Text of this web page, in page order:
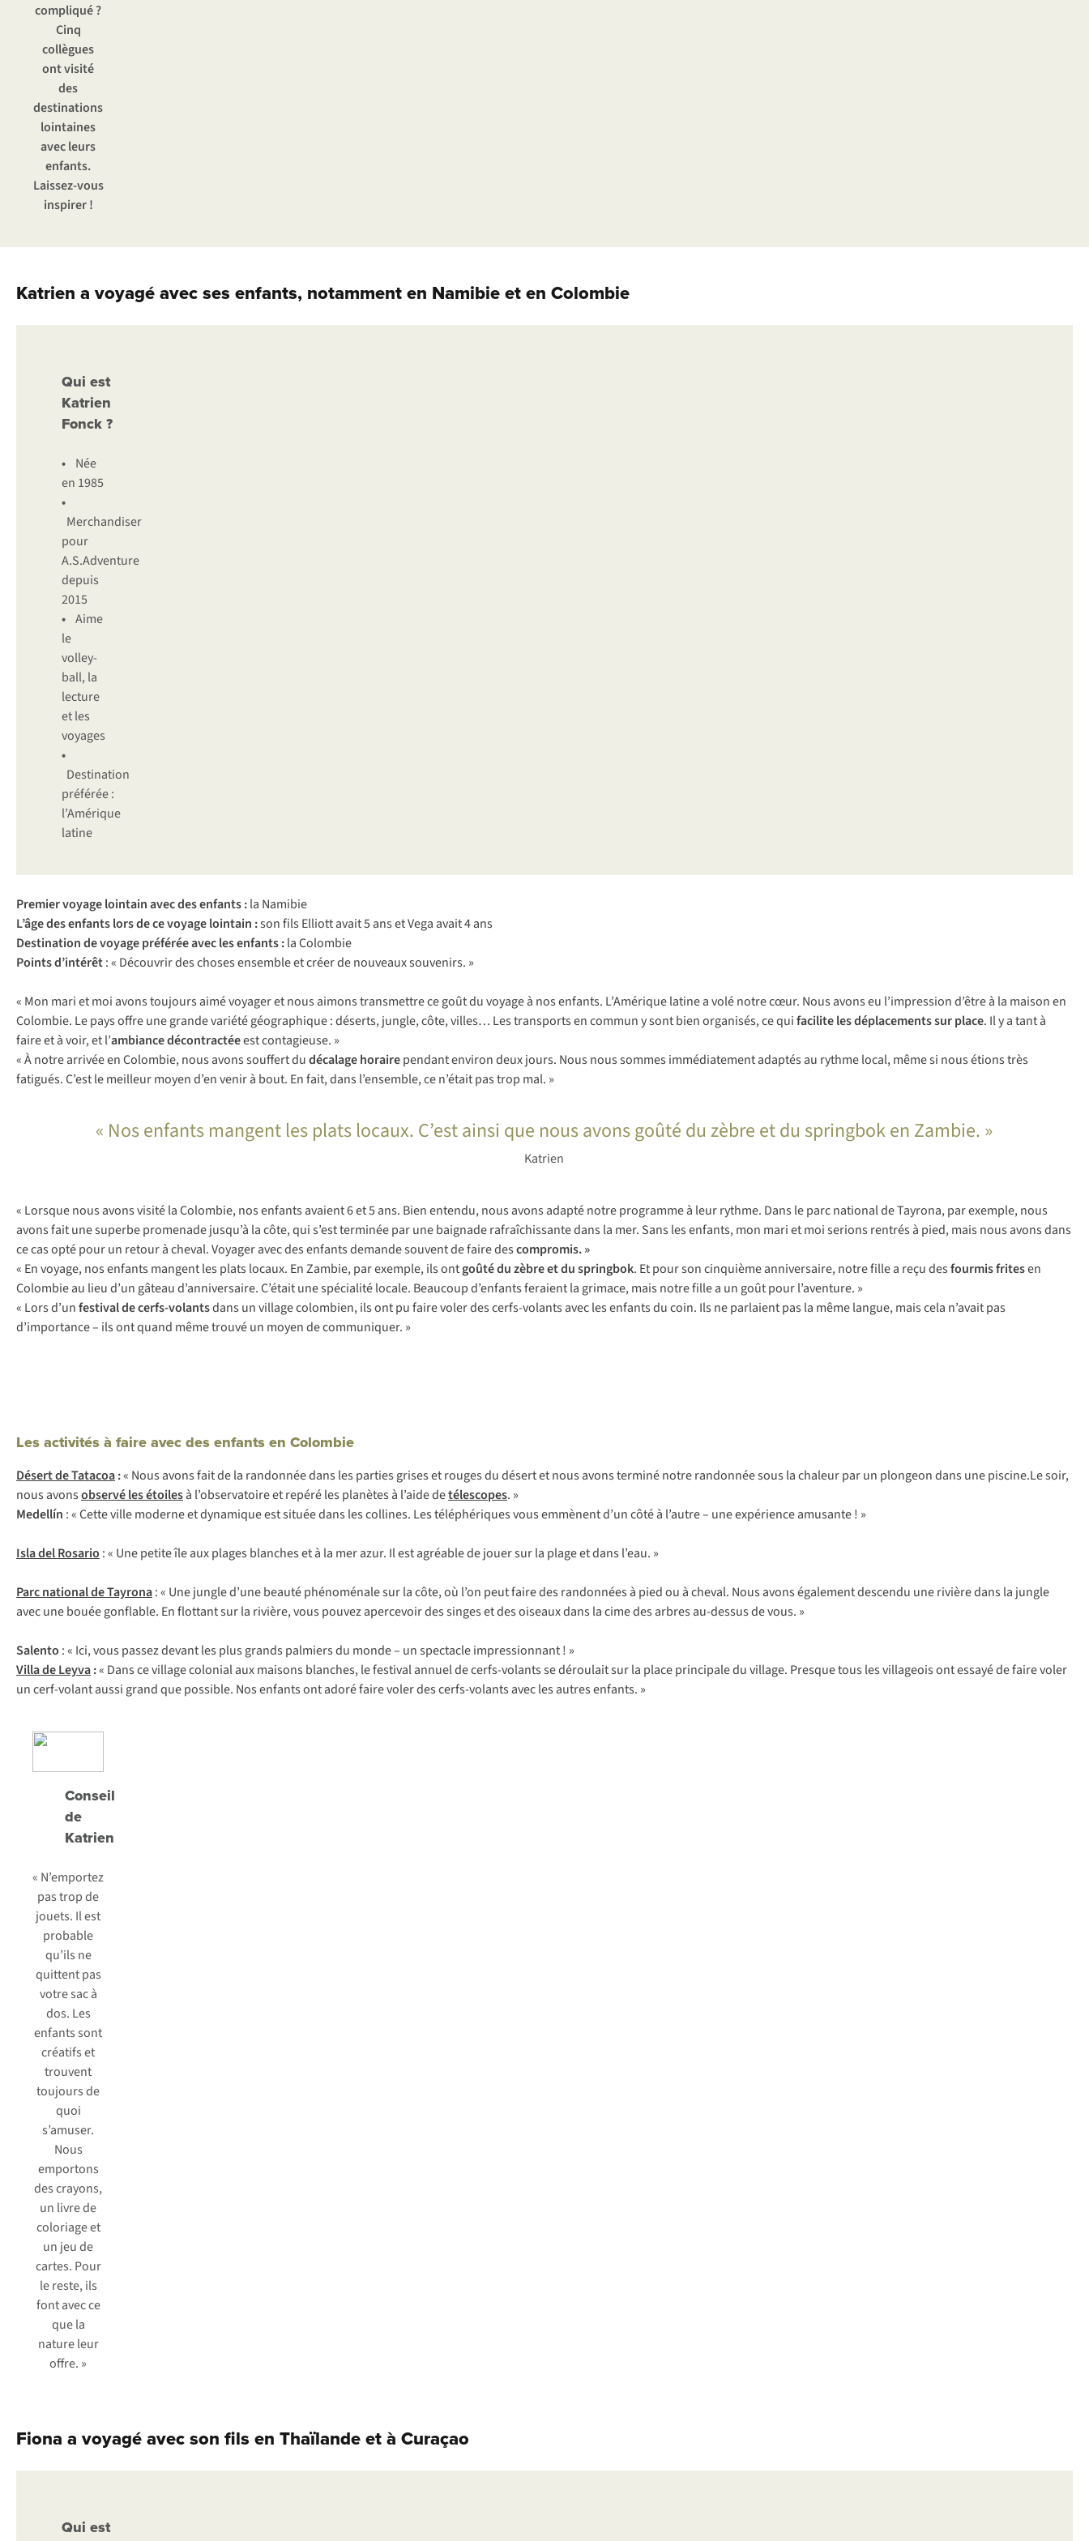
compliqué ?
Cinq
collègues
ont visité
des
destinations
lointaines
avec leurs
enfants.
Laissez-vous
inspirer !
Katrien a voyagé avec ses enfants, notamment en Namibie et en Colombie
Qui est
Katrien
Fonck ?
• Née
en 1985
•
Merchandiser
pour
A.S.Adventure
depuis
2015
• Aime
le
volley-
ball, la
lecture
et les
voyages
•
Destination
préférée :
l’Amérique
latine
Premier voyage lointain avec des enfants :la Namibie
L’âge des enfants lors de ce voyage lointain :son fils Elliott avait 5 ans et Vega avait 4 ans
Destination de voyage préférée avec les enfants :la Colombie
Points d’intérêt: « Découvrir des choses ensemble et créer de nouveaux souvenirs. »
« Mon mari et moi avons toujours aimé voyager et nous aimons transmettre ce goût du voyage à nos enfants. L’Amérique latine a volé notre cœur. Nous avons eu l’impression d’être à la maison en
Colombie. Le pays offre une grande variété géographique : déserts, jungle, côte, villes… Les transports en commun y sont bien organisés, ce quifacilite les déplacements sur place. Il y a tant à
faire et à voir, et l’ambiance décontractéeest contagieuse. »
« À notre arrivée en Colombie, nous avons souffert dudécalage horairependant environ deux jours. Nous nous sommes immédiatement adaptés au rythme local, même si nous étions très
fatigués. C’est le meilleur moyen d’en venir à bout. En fait, dans l’ensemble, ce n’était pas trop mal. »
« Nos enfants mangent les plats locaux. C’est ainsi que nous avons goûté du zèbre et du springbok en Zambie. »
Katrien
« Lorsque nous avons visité la Colombie, nos enfants avaient 6 et 5 ans. Bien entendu, nous avons adapté notre programme à leur rythme. Dans le parc national de Tayrona, par exemple, nous
avons fait une superbe promenade jusqu’à la côte, qui s’est terminée par une baignade rafraîchissante dans la mer. Sans les enfants, mon mari et moi serions rentrés à pied, mais nous avons dans
ce cas opté pour un retour à cheval. Voyager avec des enfants demande souvent de faire descompromis. »
« En voyage, nos enfants mangent les plats locaux. En Zambie, par exemple, ils ontgoûté du zèbre et du springbok. Et pour son cinquième anniversaire, notre fille a reçu desfourmis fritesen
Colombie au lieu d’un gâteau d’anniversaire. C’était une spécialité locale. Beaucoup d’enfants feraient la grimace, mais notre fille a un goût pour l’aventure. »
« Lors d’unfestival de cerfs-volantsdans un village colombien, ils ont pu faire voler des cerfs-volants avec les enfants du coin. Ils ne parlaient pas la même langue, mais cela n’avait pas
d’importance – ils ont quand même trouvé un moyen de communiquer. »
Les activités à faire avec des enfants en Colombie
Désert de Tatacoa:« Nous avons fait de la randonnée dans les parties grises et rouges du désert et nous avons terminé notre randonnée sous la chaleur par un plongeon dans une piscine.Le soir,
nous avonsobservé les étoilesà l’observatoire et repéré les planètes à l’aide detélescopes. »
Medellín : « Cette ville moderne et dynamique est située dans les collines. Les téléphériques vous emmènent d’un côté à l’autre – une expérience amusante ! »
Isla del Rosario : « Une petite île aux plages blanches et à la mer azur. Il est agréable de jouer sur la plage et dans l’eau. »
Parc national de Tayrona: « Une jungle d’une beauté phénoménale sur la côte, où l’on peut faire des randonnées à pied ou à cheval. Nous avons également descendu une rivière dans la jungle
avec une bouée gonflable. En flottant sur la rivière, vous pouvez apercevoir des singes et des oiseaux dans la cime des arbres au-dessus de vous. »
Salento : « Ici, vous passez devant les plus grands palmiers du monde – un spectacle impressionnant ! »
Villa de Leyva:« Dans ce village colonial aux maisons blanches, le festival annuel de cerfs-volants se déroulait sur la place principale du village. Presque tous les villageois ont essayé de faire voler
un cerf-volant aussi grand que possible. Nos enfants ont adoré faire voler des cerfs-volants avec les autres enfants. »
Conseil
de
Katrien
« N’emportez
pas trop de
jouets. Il est
probable
qu’ils ne
quittent pas
votre sac à
dos. Les
enfants sont
créatifs et
trouvent
toujours de
quoi
s’amuser.
Nous
emportons
des crayons,
un livre de
coloriage et
un jeu de
cartes. Pour
le reste, ils
font avec ce
que la
nature leur
offre. »
Fiona a voyagé avec son fils en Thaïlande et à Curaçao
Qui est